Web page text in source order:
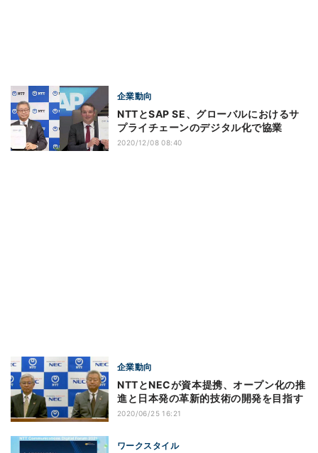
企業動向
NTTとSAP SE、グローバルにおけるサ
プライチェーンのデジタル化で協業
2020/12/08 08:40
企業動向
NTTとNECが資本提携、オープン化の推
進と日本発の革新的技術の開発を目指す
2020/06/25 16:21
ワークスタイル